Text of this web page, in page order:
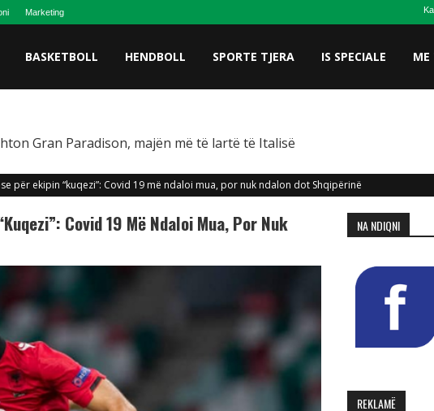
Marketing
BASKETBOLL HENDBOLL SPORTE TJERA IS SPECIALE ME
Gran Paradison, majën më të lartë të Italisë
për ekipin “kuqezi”: Covid 19 më ndaloi mua, por nuk ndalon dot Shqipërinë
Covid 19 Më Ndaloi Mua, Por Nuk
NA NDIQNI
REKLAMË